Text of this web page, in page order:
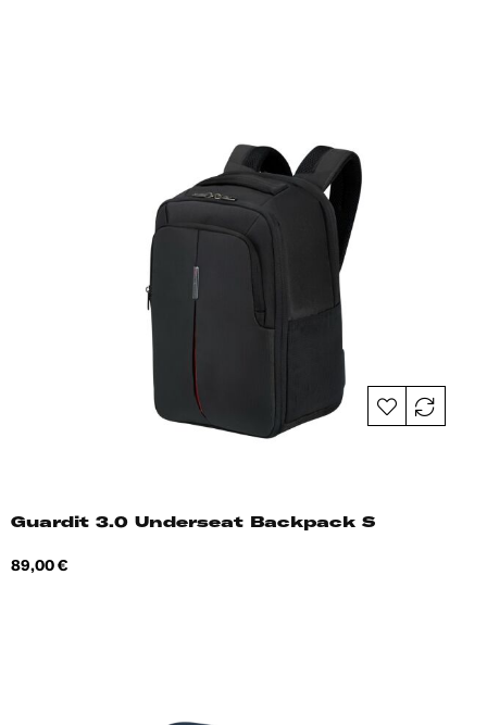
Guardit 3.0 Underseat Backpack S
Hind
89,00 €